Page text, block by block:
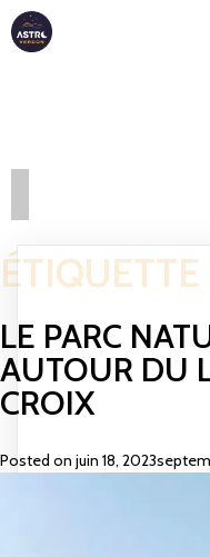
ÉTIQUETTE
LE PARC
AUTOUR DU
CROIX
Posted on juin 18, 2023